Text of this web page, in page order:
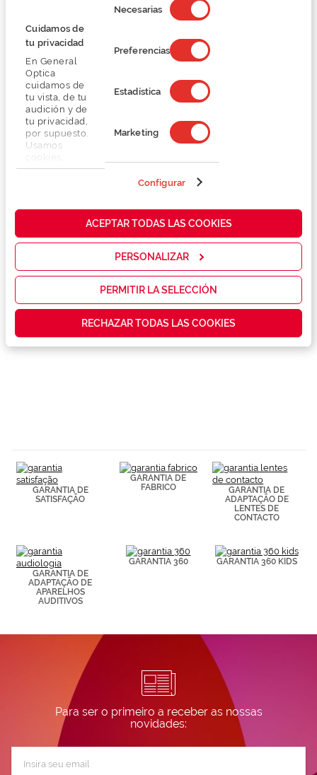
Cuidamos de
tu privacidad
En General
Optica
cuidamos de
tu vista, de tu
audición y de
tu privacidad,
por supuesto.
Usamos
propias y de
cómo mejorar
servicios y
las
que realmente
contenidos
personalizados
Puedes
consultar más
información en
nuestra
de
consentimiento
Necesarias
Preferencias
Estadística
Marketing
Configurar
ACEPTAR TODAS LAS COOKIES
PERSONALIZAR
PERMITIR LA SELECCIÓN
RECHAZAR TODAS LAS COOKIES
Converse CV508S
61,50 €
Conselhos
Serviços exclusivos
GARANTIA DE
SATISFAÇÃO
GARANTIA DE
FABRICO
GARANTIA DE
ADAPTAÇÃO DE
LENTES DE
CONTACTO
GARANTIA DE
ADAPTAÇÃO DE
APARELHOS
AUDITIVOS
GARANTIA 360 GARANTIA 360 KIDS
Para ser o primeiro a receber as nossas
novidades: